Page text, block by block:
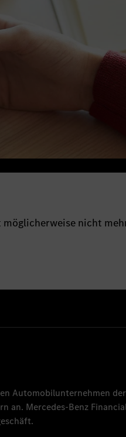
möglicherweise nicht
Automobilunternehmen
an. Mercedes-Benz